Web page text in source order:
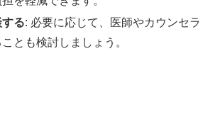
る: 必要に応じて、医師やカウンセラ
とも検討しましょう。